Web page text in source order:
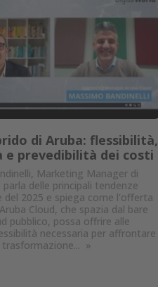
di Aruba: flessibilità,
e prevedibilità dei costi
Marketing Manager di
parla delle principali tendenze
del 2025 e spiega come l'offerta
Cloud, che spazia dal bare
pubblico, possa offrire alle
necessaria per affrontare
»